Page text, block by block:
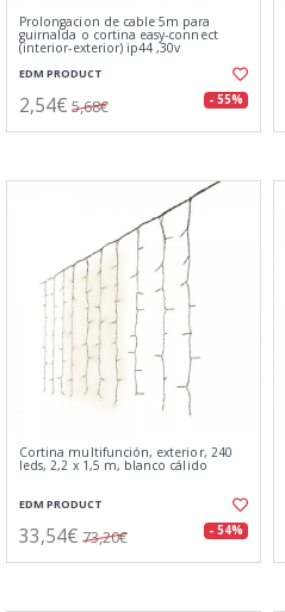
Prolongacion de cable 5m para
guirnalda o cortina easy-connect
(interior-exterior) ip44 ,30v
EDM PRODUCT
2,54€ 5,68€ - 55%
Cortina multifunción, exterior, 240
leds, 2,2 x 1,5 m, blanco cálido
EDM PRODUCT
33,54€ 73,20€ - 54%